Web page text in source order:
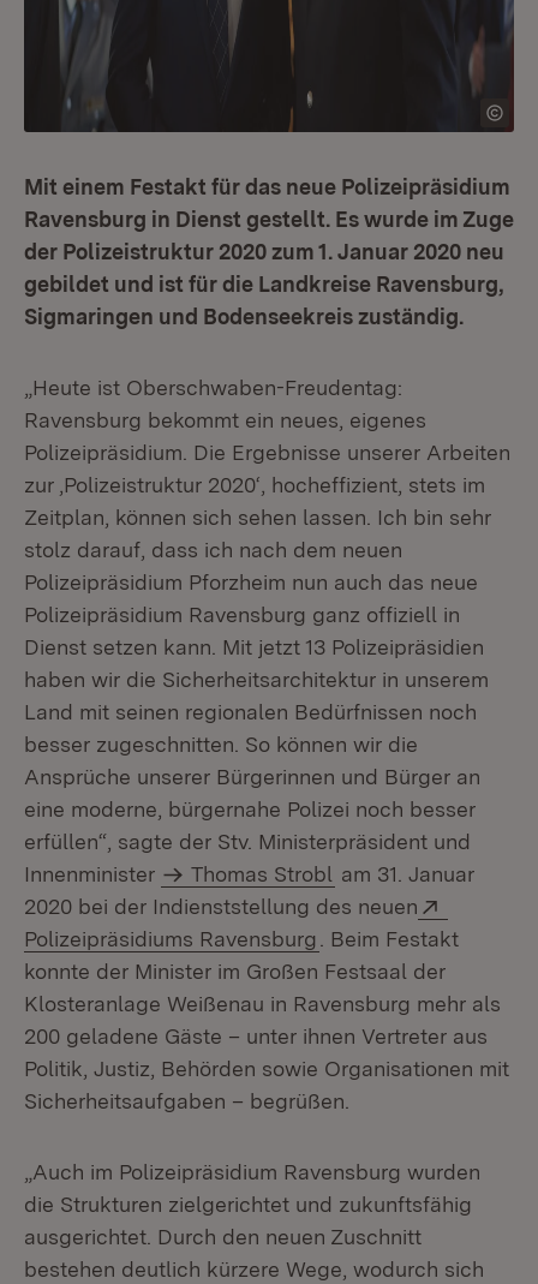
Mit einem Festakt für das neue Polizeipräsidium
Ravensburg in Dienst gestellt. Es wurde im Zuge
der Polizeistruktur 2020 zum 1. Januar 2020 neu
gebildet und ist für die Landkreise Ravensburg,
Sigmaringen und Bodenseekreis zuständig.
„Heute ist Oberschwaben-Freudentag:
Ravensburg bekommt ein neues, eigenes
Polizeipräsidium. Die Ergebnisse unserer Arbeiten
zur ‚Polizeistruktur 2020‘, hocheffizient, stets im
Zeitplan, können sich sehen lassen. Ich bin sehr
stolz darauf, dass ich nach dem neuen
Polizeipräsidium Pforzheim nun auch das neue
Polizeipräsidium Ravensburg ganz offiziell in
Dienst setzen kann. Mit jetzt 13 Polizeipräsidien
haben wir die Sicherheitsarchitektur in unserem
Land mit seinen regionalen Bedürfnissen noch
besser zugeschnitten. So können wir die
Ansprüche unserer Bürgerinnen und Bürger an
eine moderne, bürgernahe Polizei noch besser
erfüllen“, sagte der Stv. Ministerpräsident und
Innenminister
Thomas Strobl am 31. Januar
2020 bei der Indienststellung des neuen
Polizeipräsidiums Ravensburg (Öffnet in neuem
. Beim Festakt
konnte der Minister im Großen Festsaal der
Klosteranlage Weißenau in Ravensburg mehr als
200 geladene Gäste – unter ihnen Vertreter aus
Politik, Justiz, Behörden sowie Organisationen mit
Sicherheitsaufgaben – begrüßen.
„Auch im Polizeipräsidium Ravensburg wurden
die Strukturen zielgerichtet und zukunftsfähig
ausgerichtet. Durch den neuen Zuschnitt
bestehen deutlich kürzere Wege, wodurch sich